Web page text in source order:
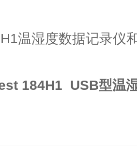
温湿度数据记录仪
184H1 USB型温